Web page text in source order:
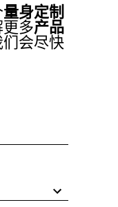
量身定制
多产品
会尽快